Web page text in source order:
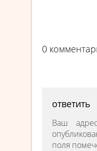
0
ответить
Ваш
поля